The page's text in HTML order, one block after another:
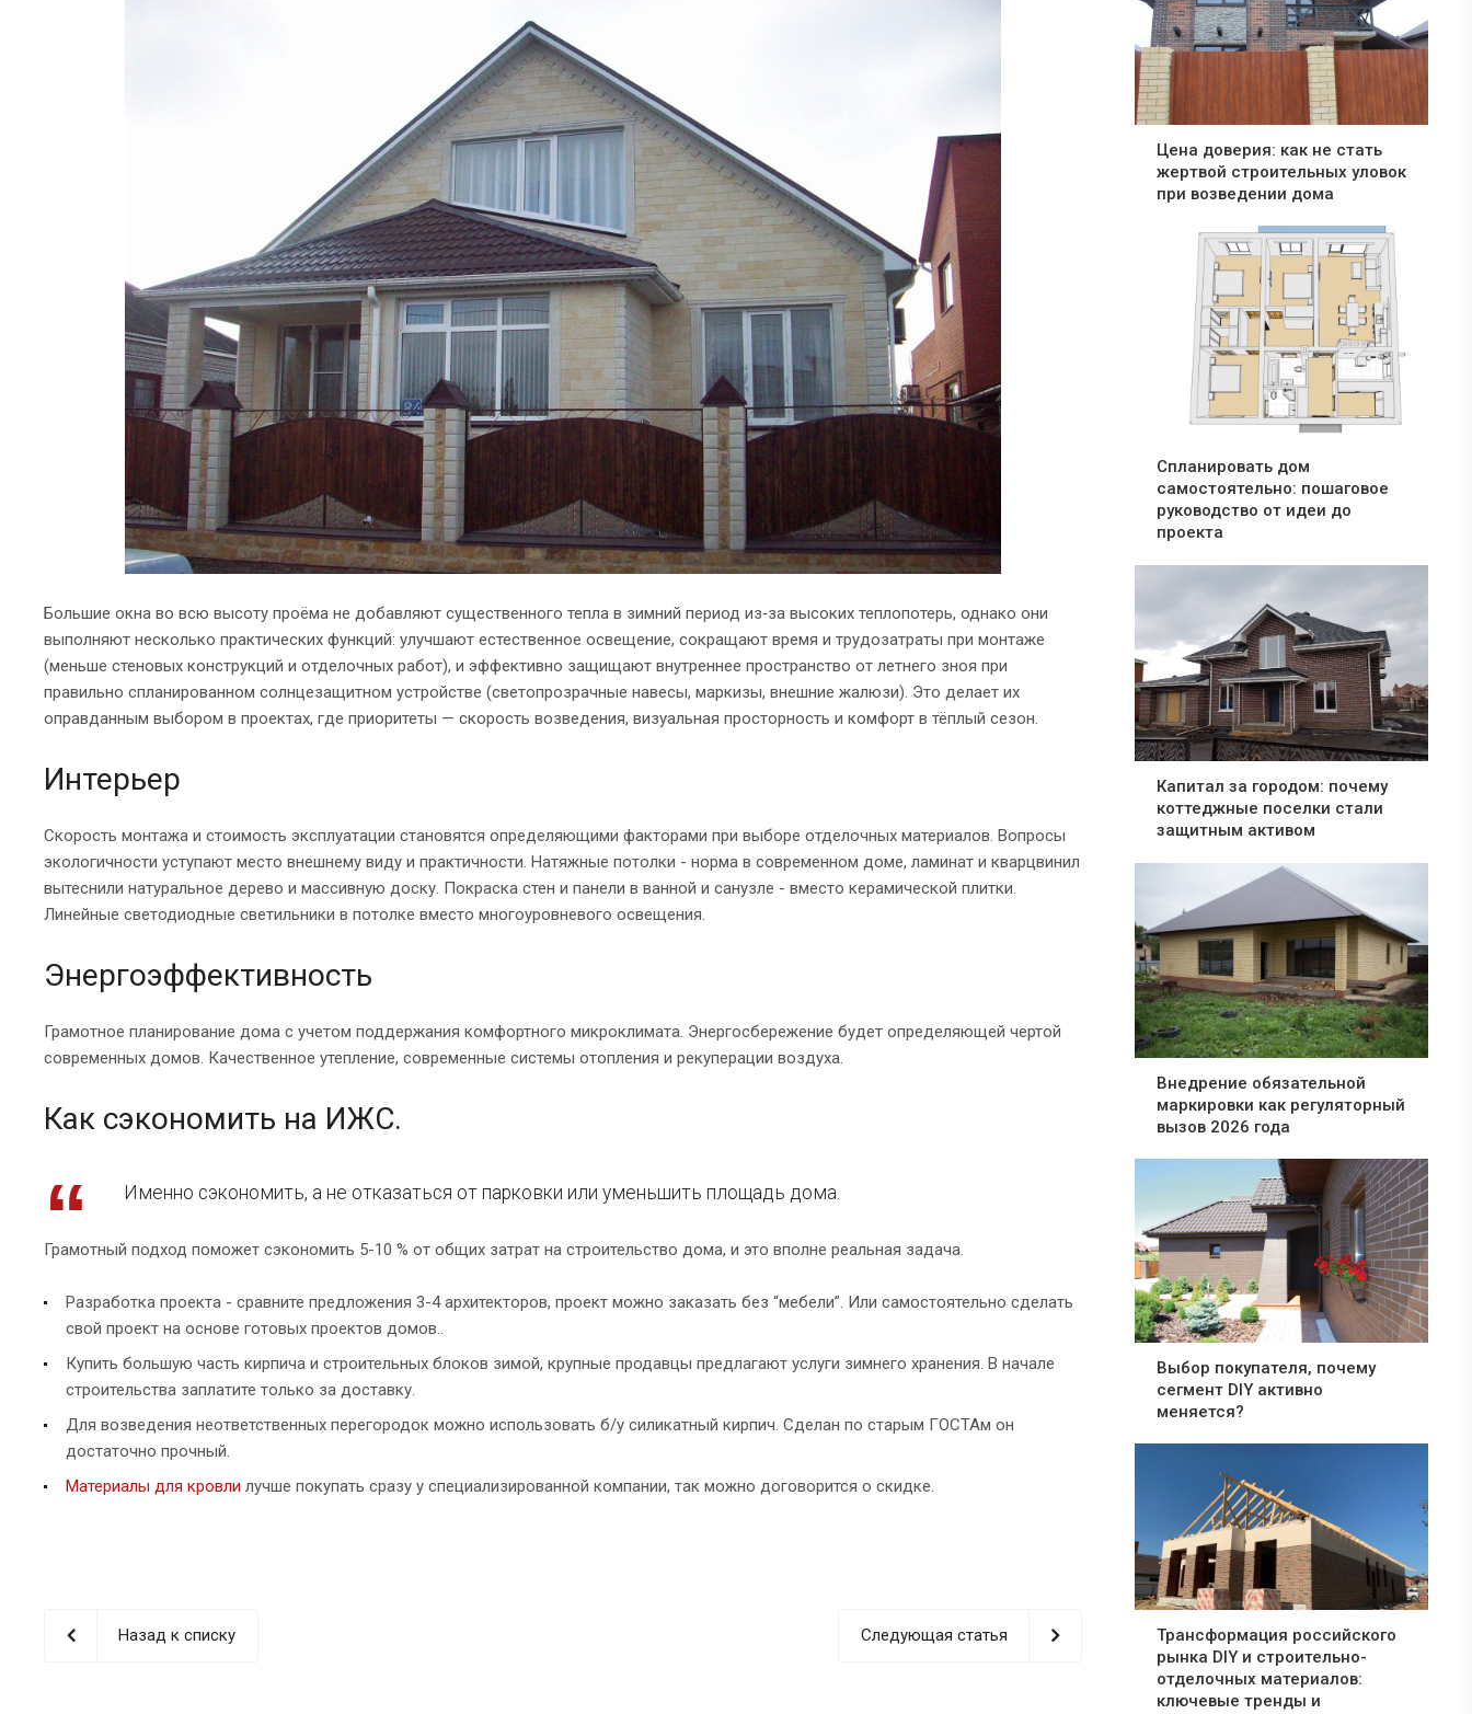
Большие окна во всю высоту проёма не добавляют существенного тепла в зимний период из‑за высоких теплопотерь, однако они
выполняют несколько практических функций: улучшают естественное освещение, сокращают время и трудозатраты при монтаже
(меньше стеновых конструкций и отделочных работ), и эффективно защищают внутреннее пространство от летнего зноя при
правильно спланированном солнцезащитном устройстве (светопрозрачные навесы, маркизы, внешние жалюзи). Это делает их
оправданным выбором в проектах, где приоритеты — скорость возведения, визуальная просторность и комфорт в тёплый сезон.
Интерьер
Скорость монтажа и стоимость эксплуатации становятся определяющими факторами при выборе отделочных материалов. Вопросы
экологичности уступают место внешнему виду и практичности. Натяжные потолки - норма в современном доме, ламинат и кварцвинил
вытеснили натуральное дерево и массивную доску. Покраска стен и панели в ванной и санузле - вместо керамической плитки.
Линейные светодиодные светильники в потолке вместо многоуровневого освещения.
Энергоэффективность
Грамотное планирование дома с учетом поддержания комфортного микроклимата. Энергосбережение будет определяющей чертой
современных домов. Качественное утепление, современные системы отопления и рекуперации воздуха.
Как сэкономить на ИЖС.
Именно сэкономить, а не отказаться от парковки или уменьшить площадь дома.
Грамотный подход поможет сэкономить 5-10 % от общих затрат на строительство дома, и это вполне реальная задача.
Разработка проекта - сравните предложения 3-4 архитекторов, проект можно заказать без “мебели”. Или самостоятельно сделать
свой проект на основе готовых проектов домов..
Купить большую часть кирпича и строительных блоков зимой, крупные продавцы предлагают услуги зимнего хранения. В начале
строительства заплатите только за доставку.
Для возведения неответственных перегородок можно использовать б/у силикатный кирпич. Сделан по старым ГОСТАм он
достаточно прочный.
Материалы для кровли лучше покупать сразу у специализированной компании, так можно договорится о скидке.
Назад к списку Следующая статья
Цена доверия: как не стать
жертвой строительных уловок
при возведении дома
Спланировать дом
самостоятельно: пошаговое
руководство от идеи до
проекта
Капитал за городом: почему
коттеджные поселки стали
защитным активом
Внедрение обязательной
маркировки как регуляторный
вызов 2026 года
Выбор покупателя, почему
сегмент DIY активно
меняется?
Трансформация российского
рынка DIY и строительно-
отделочных материалов:
ключевые тренды и